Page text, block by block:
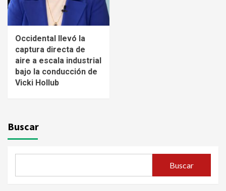
Occidental llevó la
captura directa de
aire a escala industrial
bajo la conducción de
Vicki Hollub
Buscar
Buscar